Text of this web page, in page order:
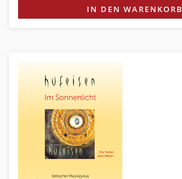
IN DEN WARENKORB